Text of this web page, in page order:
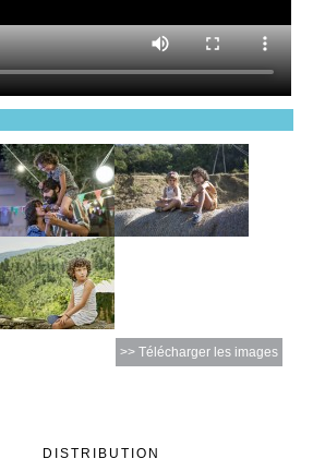
>> Télécharger les images
DISTRIBUTION